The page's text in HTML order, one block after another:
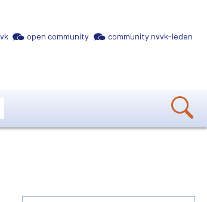
open community community nvvk-leden